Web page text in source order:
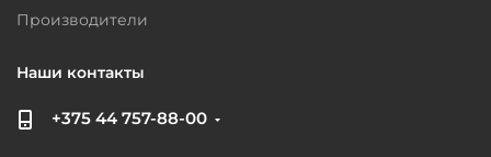
Производители
Наши контакты
+375 44 757-88-00